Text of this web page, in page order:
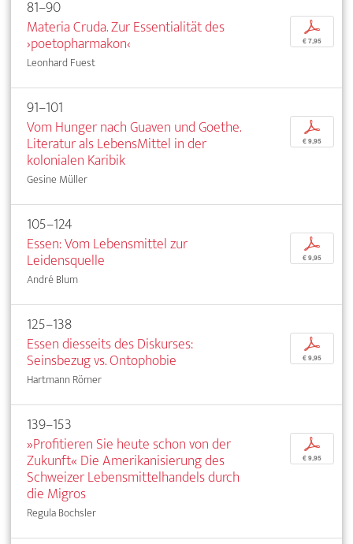
81–90
Materia Cruda. Zur Essentialität des
›poetopharmakon‹
Leonhard Fuest
p
€ 7,95
91–101
Vom Hunger nach Guaven und Goethe.
Literatur als LebensMittel in der
kolonialen Karibik
Gesine Müller
p
€ 9,95
105–124
Essen: Vom Lebensmittel zur
Leidensquelle
André Blum
p
€ 9,95
125–138
Essen diesseits des Diskurses:
Seinsbezug vs. Ontophobie
Hartmann Römer
p
€ 9,95
139–153
»Profitieren Sie heute schon von der
Zukunft« Die Amerikanisierung des
Schweizer Lebensmittelhandels durch
die Migros
Regula Bochsler
p
€ 9,95